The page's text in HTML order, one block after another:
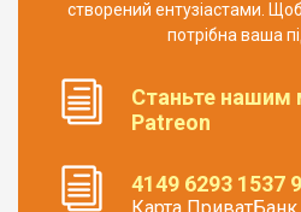
створений ентузіастами.
потрібна ваша
Станьте нашим
Patreon
4149 6293 1537